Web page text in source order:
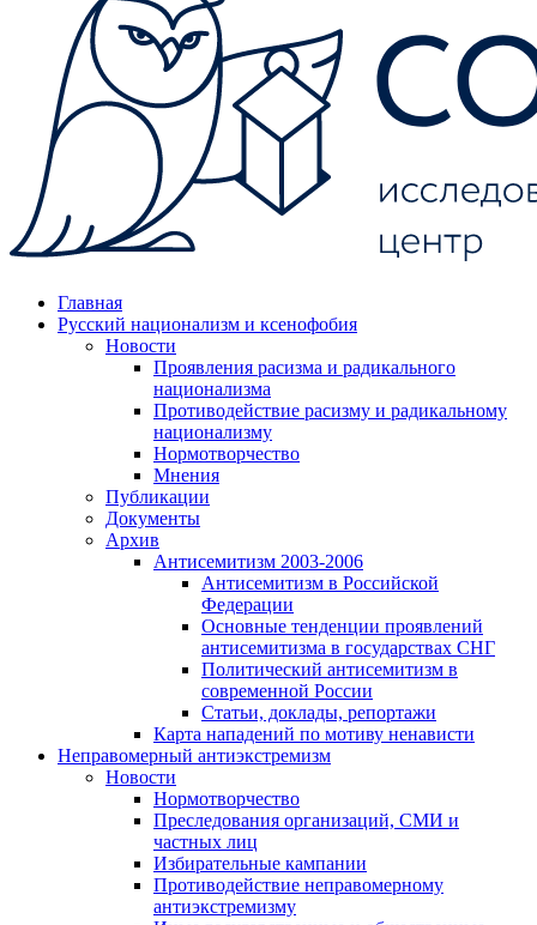
Главная
Русский национализм и ксенофобия
Новости
Проявления расизма и радикального
национализма
Противодействие расизму и радикальному
национализму
Нормотворчество
Мнения
Публикации
Документы
Архив
Антисемитизм 2003-2006
Антисемитизм в Российской
Федерации
Основные тенденции проявлений
антисемитизма в государствах СНГ
Политический антисемитизм в
современной России
Статьи, доклады, репортажи
Карта нападений по мотиву ненависти
Неправомерный антиэкстремизм
Новости
Нормотворчество
Преследования организаций, СМИ и
частных лиц
Избирательные кампании
Противодействие неправомерному
антиэкстремизму